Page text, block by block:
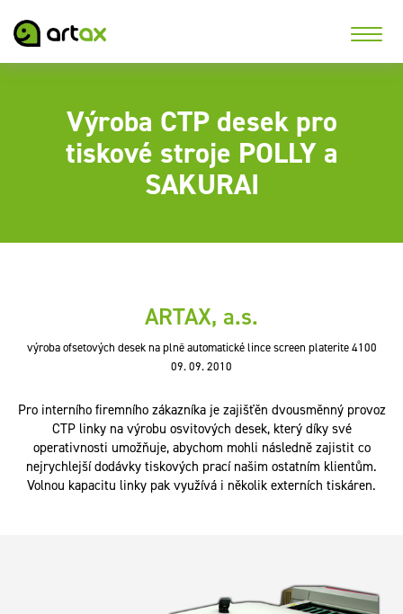
Výroba CTP desek pro
tiskové stroje POLLY a
SAKURAI
ARTAX, a.s.
výroba ofsetových desek na plně automatické lince screen platerite 4100
09. 09. 2010
Pro interního firemního zákazníka je zajišťěn dvousměnný provoz
CTP linky na výrobu osvitových desek, který díky své
operativnosti umožňuje, abychom mohli následně zajistit co
nejrychlejší dodávky tiskových prací našim ostatním klientům.
Volnou kapacitu linky pak využívá i několik externích tiskáren.